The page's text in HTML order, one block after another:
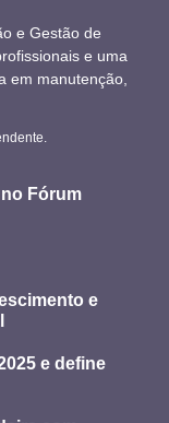
e Gestão de
e uma
em manutenção,
Fórum
e
e define